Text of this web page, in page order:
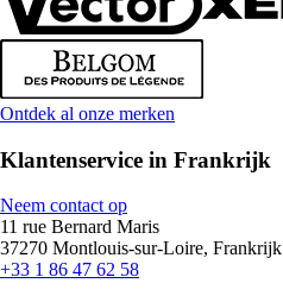
Ontdek al onze merken
Klantenservice in Frankrijk
Neem contact op
11 rue Bernard Maris
37270 Montlouis-sur-Loire, Frankrijk
+33 1 86 47 62 58